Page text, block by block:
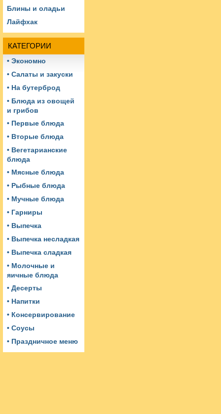
Блины и оладьи
Лайфхак
КАТЕГОРИИ
• Экономно
• Салаты и закуски
• На бутерброд
• Блюда из овощей
и грибов
• Первые блюда
• Вторые блюда
• Вегетарианские
блюда
• Мясные блюда
• Рыбные блюда
• Мучные блюда
• Гарниры
• Выпечка
• Выпечка несладкая
• Выпечка сладкая
• Молочные и
яичные блюда
• Десерты
• Напитки
• Консервирование
• Соусы
• Праздничное меню